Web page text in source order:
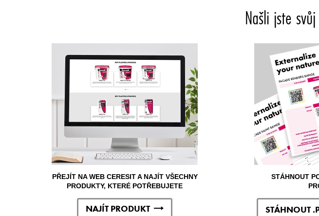
Našli jste
PŘEJÍT NA WEB CERESIT A NAJÍT VŠECHNY
PRODUKTY, KTERÉ POTŘEBUJETE
NAJÍT PRODUKT
STÁHNOUT
STÁHNOUT